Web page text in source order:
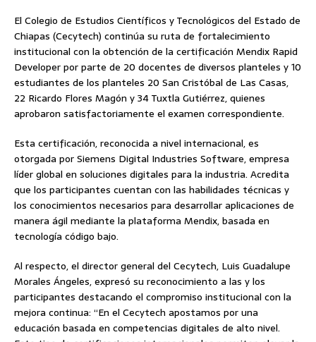
El Colegio de Estudios Científicos y Tecnológicos del Estado de
Chiapas (Cecytech) continúa su ruta de fortalecimiento
institucional con la obtención de la certificación Mendix Rapid
Developer por parte de 20 docentes de diversos planteles y 10
estudiantes de los planteles 20 San Cristóbal de Las Casas,
22 Ricardo Flores Magón y 34 Tuxtla Gutiérrez, quienes
aprobaron satisfactoriamente el examen correspondiente.
Esta certificación, reconocida a nivel internacional, es
otorgada por Siemens Digital Industries Software, empresa
líder global en soluciones digitales para la industria. Acredita
que los participantes cuentan con las habilidades técnicas y
los conocimientos necesarios para desarrollar aplicaciones de
manera ágil mediante la plataforma Mendix, basada en
tecnología código bajo.
Al respecto, el director general del Cecytech, Luis Guadalupe
Morales Ángeles, expresó su reconocimiento a las y los
participantes destacando el compromiso institucional con la
mejora continua: “En el Cecytech apostamos por una
educación basada en competencias digitales de alto nivel.